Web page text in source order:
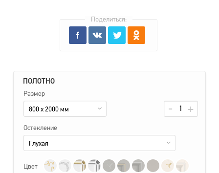
ПОЛОТНО
Размер
800 x 2000 мм
Остекление
Глухая
Цвет
Поделиться: